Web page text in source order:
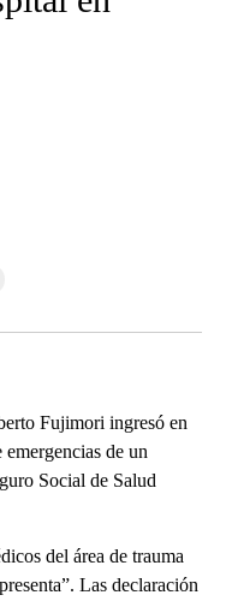
Fujimori ingresó en
de un
Social de Salud
del área de trauma
Las declaración